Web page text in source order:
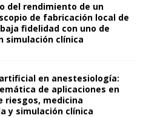
del rendimiento de un
de fabricación local de
fidelidad con uno de
simulación clínica
en anestesiología:
de aplicaciones en
riesgos, medicina
y simulación clínica